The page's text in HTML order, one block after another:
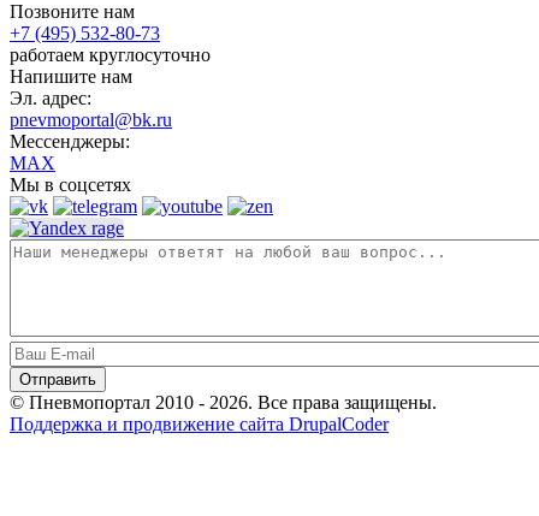
Позвоните нам
+7 (495) 532-80-73
работаем круглосуточно
Напишите нам
Эл. адрес:
pnevmoportal@bk.ru
Мессенджеры:
MAX
Мы в соцсетях
© Пневмопортал 2010 - 2026. Все права защищены.
Поддержка и продвижение сайта DrupalCoder